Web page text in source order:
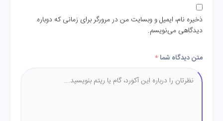
ذخیره نام، ایمیل و وبسایت من در مرورگر برای زمانی که دوباره
دیدگاهی می‌نویسم.
متن دیدگاه شما*